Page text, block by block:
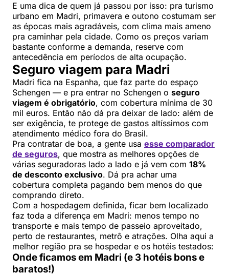
E uma dica de quem já passou por isso: pra turismo
urbano em Madri, primavera e outono costumam ser
as épocas mais agradáveis, com clima mais ameno
pra caminhar pela cidade. Como os preços variam
bastante conforme a demanda, reserve com
antecedência em períodos de alta ocupação.
Seguro viagem para Madri
Madri fica na Espanha, que faz parte do espaço
Schengen — e pra entrar no Schengen o seguro
viagem é obrigatório, com cobertura mínima de 30
mil euros. Então não dá pra deixar de lado: além de
ser exigência, te protege de gastos altíssimos com
atendimento médico fora do Brasil.
Pra contratar de boa, a gente usa esse comparador
de seguros, que mostra as melhores opções de
várias seguradoras lado a lado e já vem com 18%
de desconto exclusivo. Dá pra achar uma
cobertura completa pagando bem menos do que
comprando direto.
Com a hospedagem definida, ficar bem localizado
faz toda a diferença em Madri: menos tempo no
transporte e mais tempo de passeio aproveitado,
perto de restaurantes, metrô e atrações. Olha aqui a
melhor região pra se hospedar e os hotéis testados:
Onde ficamos em Madri (e 3 hotéis bons e
baratos!)